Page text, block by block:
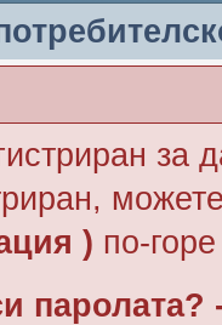
за
) по-
паролата?